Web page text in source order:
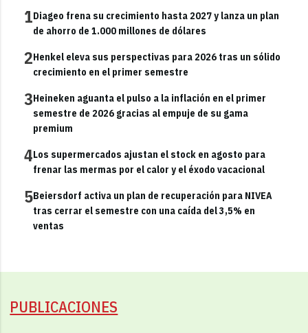
1Diageo frena su crecimiento hasta 2027 y lanza un plan
de ahorro de 1.000 millones de dólares
2Henkel eleva sus perspectivas para 2026 tras un sólido
crecimiento en el primer semestre
3Heineken aguanta el pulso a la inflación en el primer
semestre de 2026 gracias al empuje de su gama
premium
4Los supermercados ajustan el stock en agosto para
frenar las mermas por el calor y el éxodo vacacional
5Beiersdorf activa un plan de recuperación para NIVEA
tras cerrar el semestre con una caída del 3,5% en
ventas
PUBLICACIONES